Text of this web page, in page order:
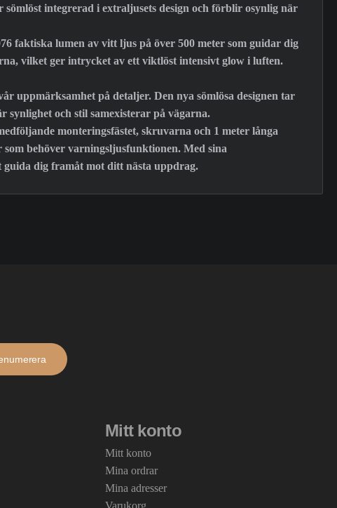
integrerad i extraljusets design och förblir osynlig när
faktiska lumen av vitt ljus på över 500 meter som guidar dig
vilket ger intrycket av ett viktlöst intensivt glow i luften.
uppmärksamhet på detaljer. Den nya sömlösa designen tar
och stil samexisterar på vägarna.
monteringsfästet, skruvarna och 1 meter långa
behöver varningsljusfunktionen. Med sina
guida dig framåt mot ditt nästa uppdrag.
Mitt konto
Mitt konto
Mina ordrar
Mina adresser